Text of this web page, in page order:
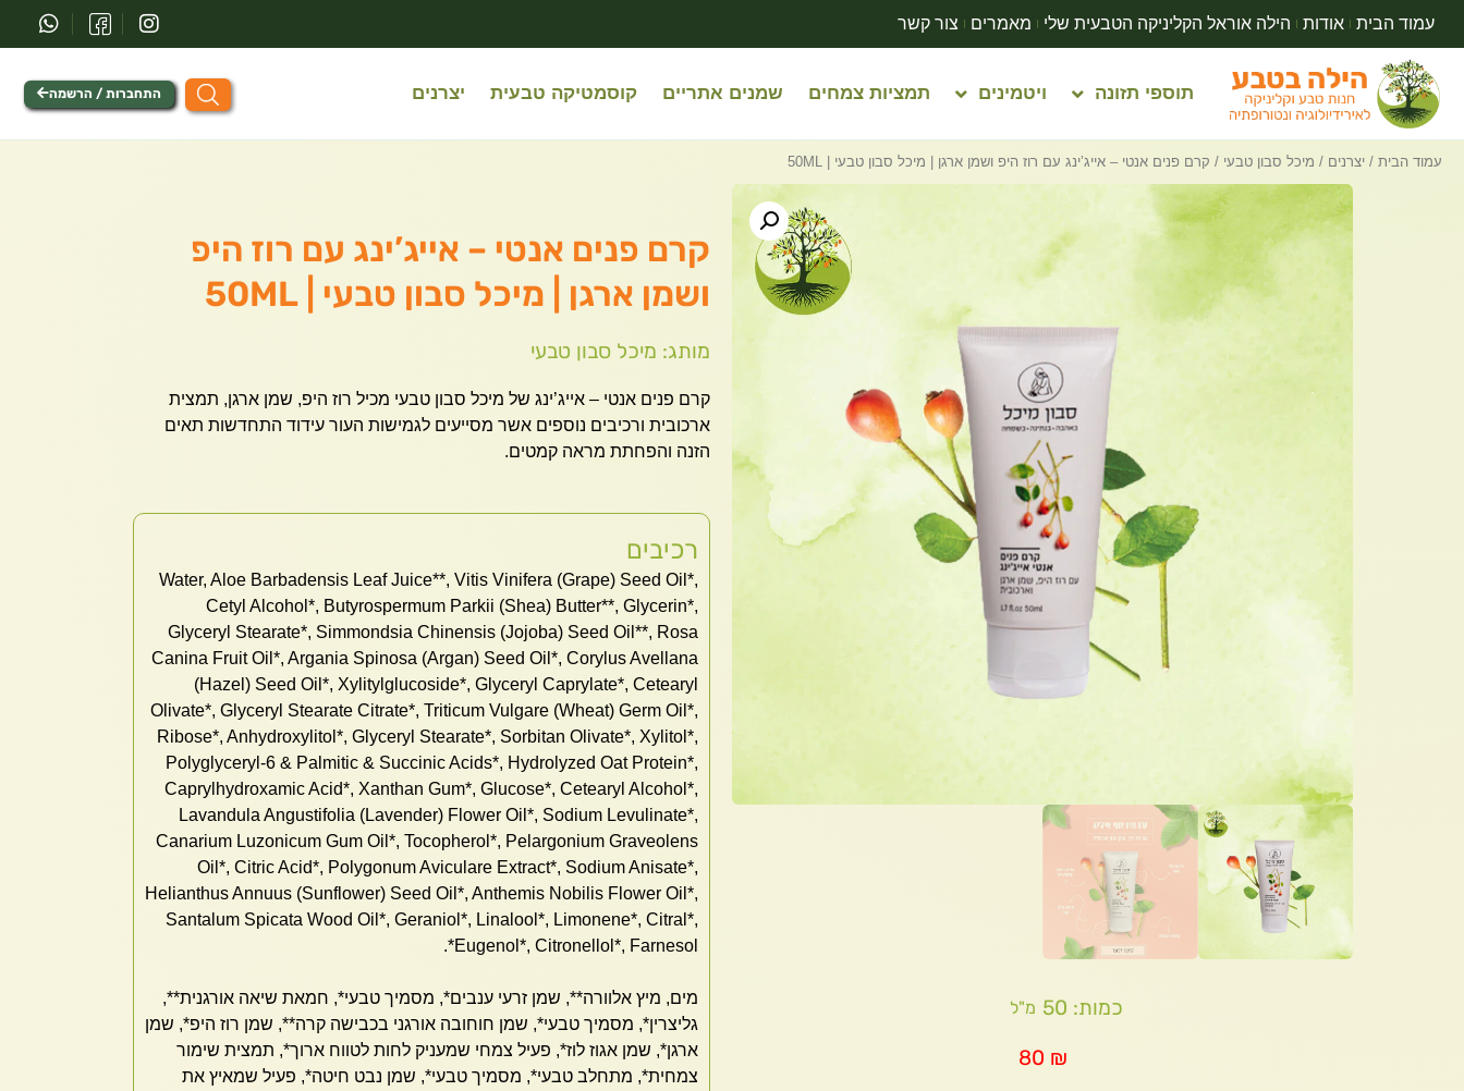
עמוד הבית אודות הילה אוראל הקליניקה הטבעית שלי מאמרים צור קשר
תוספי תזונה ויטמינים תמציות צמחים שמנים אתריים קוסמטיקה טבעית יצרנים התחברות / הרשמה
עמוד הבית / יצרנים / מיכל סבון טבעי / קרם פנים אנטי – אייג’ינג עם רוז היפ ושמן ארגן | מיכל סבון טבעי | 50ML
כמות: 50 מ"ל
80 ₪
קרם פנים אנטי – אייג’ינג עם רוז היפ
ושמן ארגן | מיכל סבון טבעי | 50ML
מותג: מיכל סבון טבעי
קרם פנים אנטי – אייג’ינג של מיכל סבון טבעי מכיל רוז היפ, שמן ארגן, תמצית
ארכובית ורכיבים נוספים אשר מסייעים לגמישות העור עידוד התחדשות תאים
הזנה והפחתת מראה קמטים.
רכיבים
Water, Aloe Barbadensis Leaf Juice**, Vitis Vinifera (Grape) Seed Oil*,
Cetyl Alcohol*, Butyrospermum Parkii (Shea) Butter**, Glycerin*,
Glyceryl Stearate*, Simmondsia Chinensis (Jojoba) Seed Oil**, Rosa
Canina Fruit Oil*, Argania Spinosa (Argan) Seed Oil*, Corylus Avellana
(Hazel) Seed Oil*, Xylitylglucoside*, Glyceryl Caprylate*, Cetearyl
Olivate*, Glyceryl Stearate Citrate*, Triticum Vulgare (Wheat) Germ Oil*,
Ribose*, Anhydroxylitol*, Glyceryl Stearate*, Sorbitan Olivate*, Xylitol*,
Polyglyceryl-6 & Palmitic & Succinic Acids*, Hydrolyzed Oat Protein*,
Caprylhydroxamic Acid*, Xanthan Gum*, Glucose*, Cetearyl Alcohol*,
Lavandula Angustifolia (Lavender) Flower Oil*, Sodium Levulinate*,
Canarium Luzonicum Gum Oil*, Tocopherol*, Pelargonium Graveolens
Oil*, Citric Acid*, Polygonum Aviculare Extract*, Sodium Anisate*,
Helianthus Annuus (Sunflower) Seed Oil*, Anthemis Nobilis Flower Oil*,
Santalum Spicata Wood Oil*, Geraniol*, Linalool*, Limonene*, Citral*,
Eugenol*, Citronellol*, Farnesol*.
מים, מיץ אלוורה**, שמן זרעי ענבים*, מסמיך טבעי*, חמאת שיאה אורגנית**,
גליצרין*, מסמיך טבעי*, שמן חוחובה אורגני בכבישה קרה**, שמן רוז היפ*, שמן
ארגן*, שמן אגוז לוז*, פעיל צמחי שמעניק לחות לטווח ארוך*, תמצית שימור
צמחית*, מתחלב טבעי*, מסמיך טבעי*, שמן נבט חיטה*, פעיל שמאיץ את